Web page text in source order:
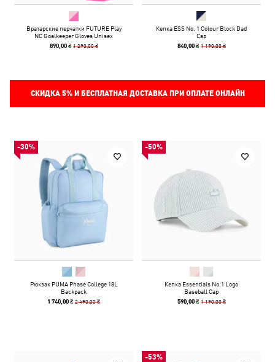
Вратарские перчатки FUTURE Play
NC Goalkeeper Gloves Unisex
890,00 ₴ 1 290,00 ₴
Кепка ESS No. 1 Colour Block Dad
Cap
840,00 ₴ 1 190,00 ₴
СКИДКА 5%И БЕСПЛАТНАЯ ДОСТАВКА ПРИ ОПЛАТЕ ОНЛАЙН
-30%
Рюкзак PUMA Phase College 18L
Backpack
1 740,00 ₴2 490,00 ₴
-50%
Кепка Essentials No.1 Logo
Baseball Cap
590,00 ₴ 1 190,00 ₴
-53%